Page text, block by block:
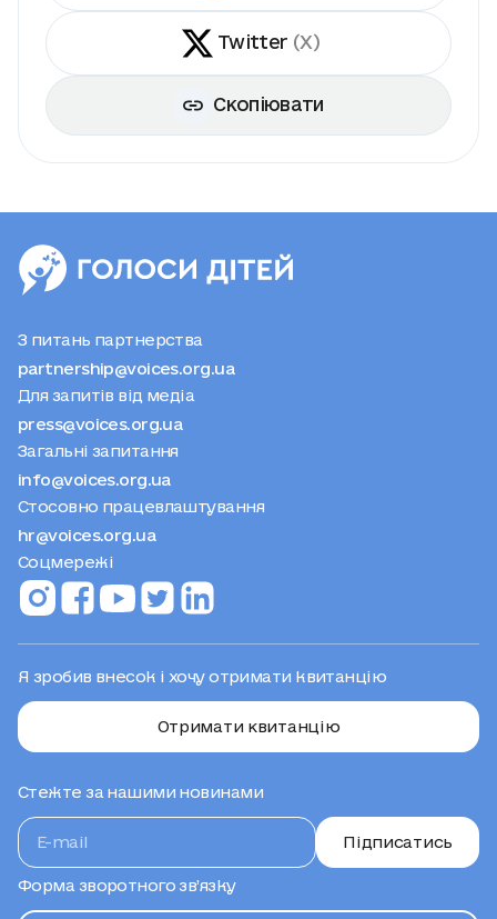
Twitter (X)
Скопіювати
З питань партнерства
partnership@voices.org.ua
Для запитів від медіа
press@voices.org.ua
Загальні запитання
info@voices.org.ua
Стосовно працевлаштування
hr@voices.org.ua
Соцмережі
Я зробив внесок і хочу отримати квитанцію
Отримати квитанцію
Стежте за нашими новинами
Підписатись
Форма зворотного зв’язку